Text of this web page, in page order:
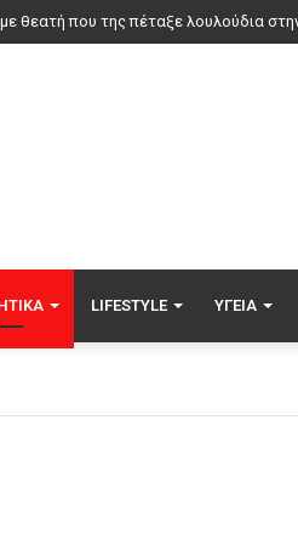
κτήριο στο Μοσχάτο
LIFESTYLE ΥΓΕΊΑ